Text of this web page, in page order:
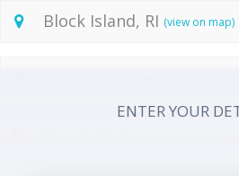
Block Island, RI (view on map)
ENTER YOUR